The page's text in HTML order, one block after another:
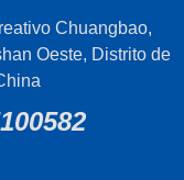
Chuangbao,
Oeste, Distrito de